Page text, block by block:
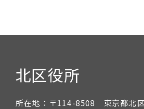
北区役所
所在地： 〒114-8508 東京都北